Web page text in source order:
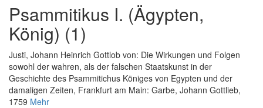
Psammitikus I. (Ägypten,
König) (1)
Justi, Johann Heinrich Gottlob von: Die Wirkungen und Folgen
sowohl der wahren, als der falschen Staatskunst in der
Geschichte des Psammitichus Königes von Egypten und der
damaligen Zeiten, Frankfurt am Main: Garbe, Johann Gottlieb,
1759 Mehr